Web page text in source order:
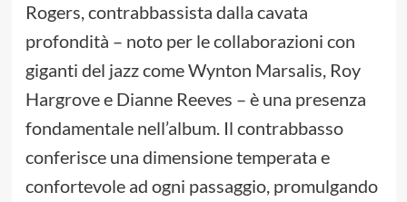
Rogers, contrabbassista dalla cavata
profondità – noto per le collaborazioni con
giganti del jazz come Wynton Marsalis, Roy
Hargrove e Dianne Reeves – è una presenza
fondamentale nell’album. Il contrabbasso
conferisce una dimensione temperata e
confortevole ad ogni passaggio, promulgando